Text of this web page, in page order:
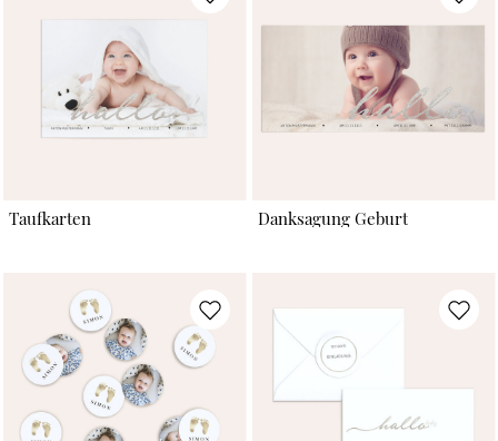
Taufkarten Danksagung Geburt